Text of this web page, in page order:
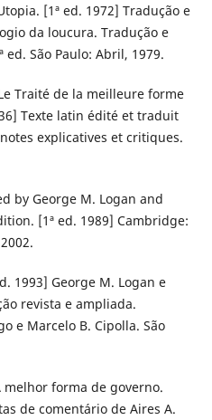
[1ª ed. 1972] Tradução e
da loucura. Tradução e
ed. São Paulo: Abril, 1979.
Traité de la meilleure forme
Texte latin édité et traduit
explicatives et critiques.
by George M. Logan and
[1ª ed. 1989] Cambridge:
1993] George M. Logan e
revista e ampliada.
e Marcelo B. Cipolla. São
melhor forma de governo.
de comentário de Aires A.